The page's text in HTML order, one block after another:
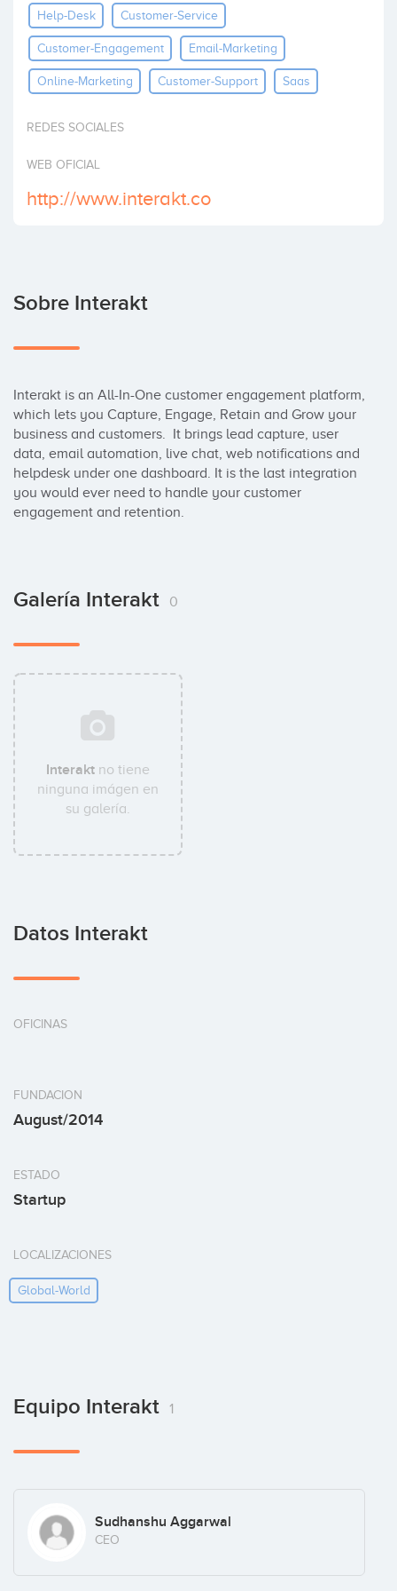
Invertir
Help-Desk Customer-Service
Customer-Engagement Email-Marketing
Online-Marketing Customer-Support Saas
REDES SOCIALES
WEB OFICIAL
http://www.interakt.co
Sobre Interakt
Interakt is an All-In-One customer engagement platform,
which lets you Capture, Engage, Retain and Grow your
business and customers.  It brings lead capture, user
data, email automation, live chat, web notifications and
helpdesk under one dashboard. It is the last integration
you would ever need to handle your customer
engagement and retention.
Galería Interakt 0
Interakt no tiene
ninguna imágen en
su galería.
Datos Interakt
OFICINAS
FUNDACION
August/2014
ESTADO
Startup
LOCALIZACIONES
Global-World
Equipo Interakt 1
Sudhanshu Aggarwal
CEO